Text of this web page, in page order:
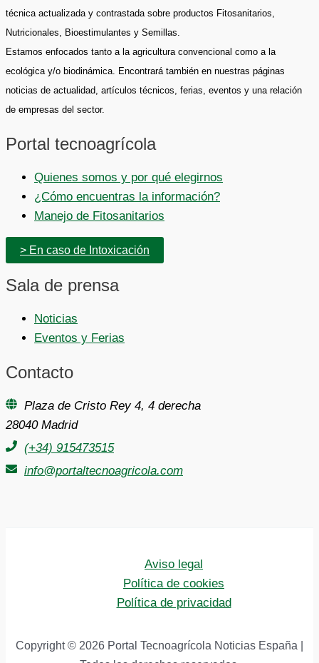
técnica actualizada y contrastada sobre productos Fitosanitarios,
Nutricionales, Bioestimulantes y Semillas.
Estamos enfocados tanto a la agricultura convencional como a la
ecológica y/o biodinámica. Encontrará también en nuestras páginas
noticias de actualidad, artículos técnicos, ferias, eventos y una relación
de empresas del sector.
Portal tecnoagrícola
Quienes somos y por qué elegirnos
¿Cómo encuentras la información?
Manejo de Fitosanitarios
> En caso de Intoxicación
Sala de prensa
Noticias
Eventos y Ferias
Contacto
Plaza de Cristo Rey 4, 4 derecha
28040 Madrid
(+34) 915473515
info@portaltecnoagricola.com
Aviso legal
Política de cookies
Política de privacidad
Copyright © 2026 Portal Tecnoagrícola Noticias España |